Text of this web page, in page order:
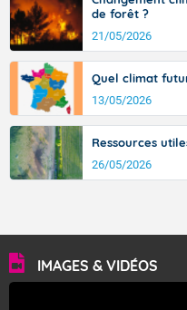
de forêt ?
21/05/2026
Quel climat
13/05/2026
Ressources
26/05/2026
IMAGES & VIDÉOS